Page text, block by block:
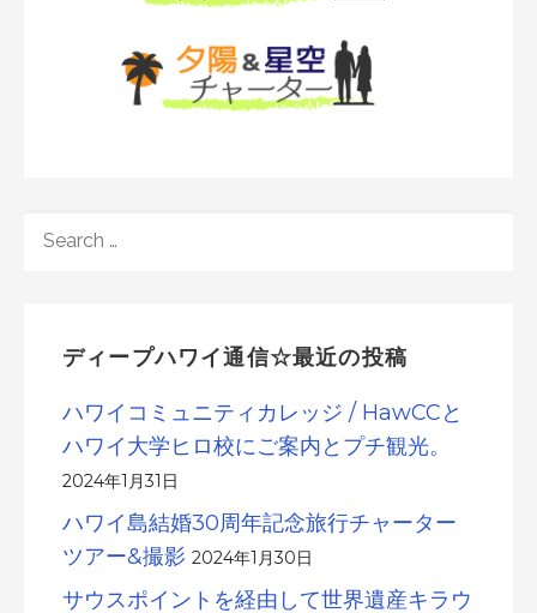
FOR:
ディープハワイ通信☆最近の投稿
ハワイコミュニティカレッジ / HawCCと
ハワイ大学ヒロ校にご案内とプチ観光。
2024年1月31日
ハワイ島結婚30周年記念旅行チャーター
ツアー&撮影 2024年1月30日
サウスポイントを経由して世界遺産キラウ